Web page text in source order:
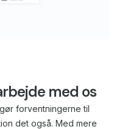
med os
forventningerne til
det også. Med mere